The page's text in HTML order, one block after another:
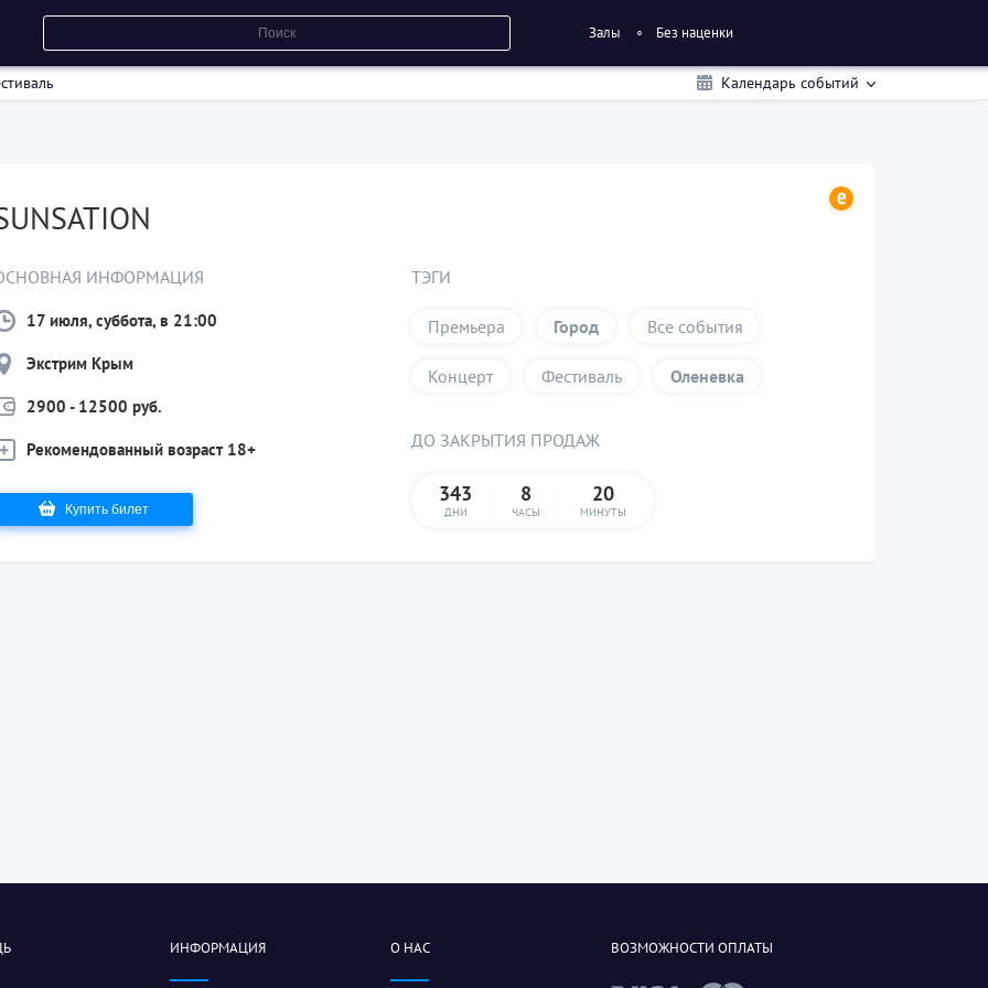
Залы Без наценки
Календарь событий
ИНФОРМАЦИЯ
17 июля, суббота, в 21:00
Экстрим Крым
2900 - 12500 руб.
Рекомендованный возраст 18+
Купить билет
ТЭГИ
Премьера Город Все события
Концерт Фестиваль Оленевка
ДО ЗАКРЫТИЯ ПРОДАЖ
343
ДНИ
8
ЧАСЫ
20
МИНУТЫ
ИНФОРМАЦИЯ О НАС ВОЗМОЖНОСТИ ОПЛАТЫ